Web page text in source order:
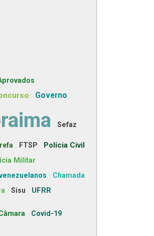
Governo
Sefaz
FTSP
Polícia Civil
Militar
Chamada
Sisu UFRR
Covid-19